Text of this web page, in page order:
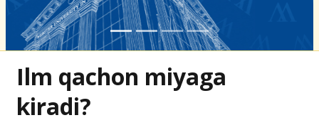
Ilm qachon miyaga
kiradi?